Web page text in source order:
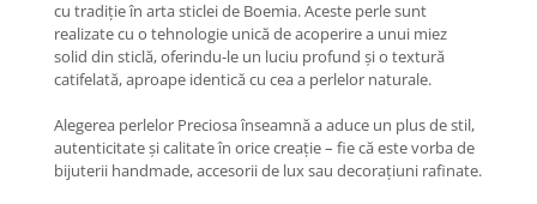
Brățări de picior din Aur
Brățări de picior din Argint
COLIERE
Argint
Coliere cu pietre semiprețioase
cu tradiție în arta sticlei de Boemia. Aceste perle sunt
realizate cu o tehnologie unică de acoperire a unui miez
solid din sticlă, oferindu-le un luciu profund și o textură
catifelată, aproape identică cu cea a perlelor naturale.
Alegerea perlelor Preciosa înseamnă a aduce un plus de stil,
autenticitate și calitate în orice creație – fie că este vorba de
bijuterii handmade, accesorii de lux sau decorațiuni rafinate.